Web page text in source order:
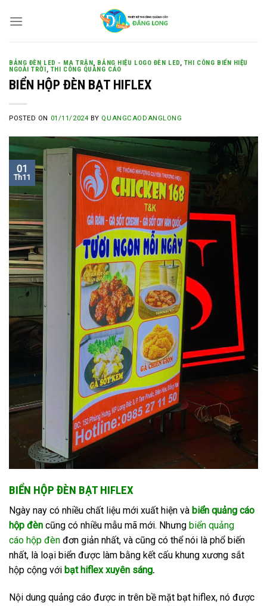
BẢNG ĐÈN LED - MA TRẬN, BẢNG HIỆU LOGO ĐÈN LED, THI CÔNG BIỂN HIỆU
NGOÀI TRỜI, THI CÔNG QUẢNG CÁO
BIỂN HỘP ĐÈN BẠT HIFLEX
POSTED ON 01/11/2024 BY QUANGCAODANGLONG
01
Th11
BIỂN HỘP ĐÈN BẠT HIFLEX
Ngày nay có nhiều chất liệu mới xuất hiện và biển quảng cáo
hộp đèn cũng có nhiều mẫu mã mới. Nhưng biển quảng
cáo hộp đèn đơn giản nhất, và cũng có thể nói là phổ biến
nhất, là loại biển được làm bằng kết cấu khung xương sắt
hộp cộng với bạt hiflex xuyên sáng.
Nội dung quảng cáo được in trên bề mặt bạt hiflex, nó được